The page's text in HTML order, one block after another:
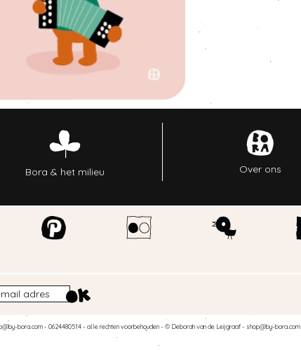
Bora & het milieu Over ons
bora.com- 0624480514 - alle rechten voorbehouden - © Deborah van de Leijgraaf - shop@by-bora.com